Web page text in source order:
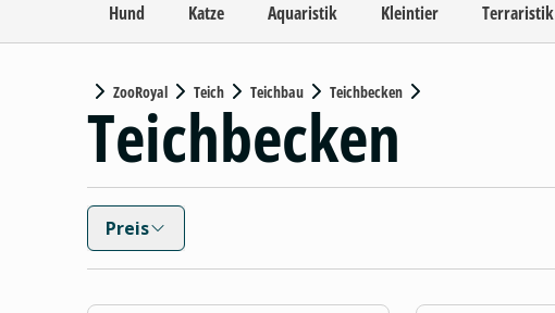
Hund Katze Aquaristik Kleintier Terraristik
ZooRoyal Teich Teichbau Teichbecken
Teichbecken
Preis